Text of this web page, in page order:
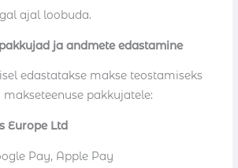
ajal loobuda.
ja andmete edastamine
edastatakse makse teostamiseks
pakkujatele:
Europe Ltd
Pay, Apple Pay